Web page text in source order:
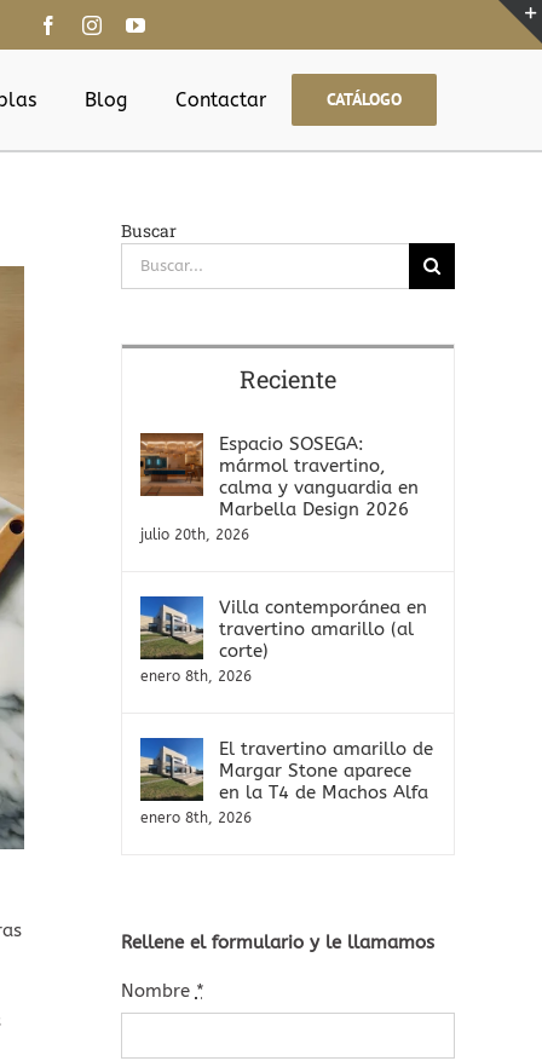
Blog Contactar CATÁLOGO
Buscar
Buscar:
Reciente
Espacio SOSEGA:
mármol travertino,
calma y vanguardia en
Marbella Design 2026
julio 20th, 2026
Villa contemporánea en
travertino amarillo (al
corte)
enero 8th, 2026
El travertino amarillo de
Margar Stone aparece
en la T4 de Machos Alfa
enero 8th, 2026
Rellene el formulario y le llamamos
Nombre *